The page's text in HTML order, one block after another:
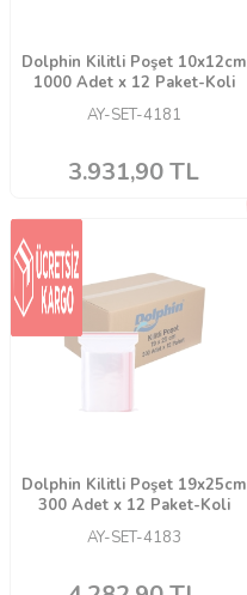
Dolphin Kilitli Poşet 10x12cm
1000 Adet x 12 Paket-Koli
AY-SET-4181
3.931,90TL
Dolphin Kilitli Poşet 19x25cm
300 Adet x 12 Paket-Koli
AY-SET-4183